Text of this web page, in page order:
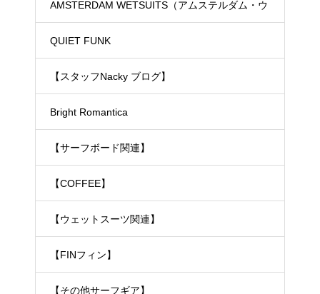
ド）
AMSTERDAM WETSUITS（アムステルダム・ウ
ェットスーツ）
QUIET FUNK
【スタッフNacky ブログ】
Bright Romantica
【サーフボード関連】
【COFFEE】
【ウェットスーツ関連】
【FINフィン】
【その他サーフギア】